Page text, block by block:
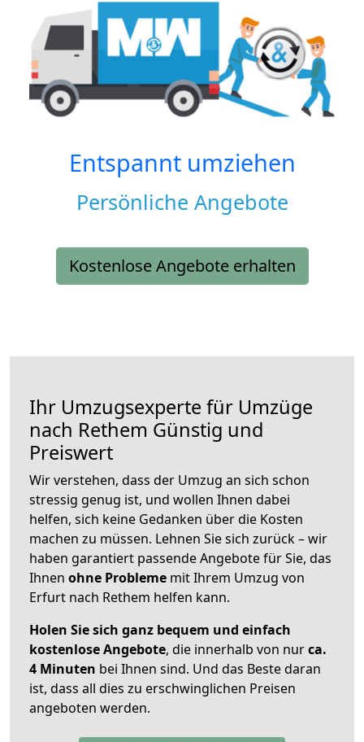
Entspannt umziehen
Persönliche Angebote
Kostenlose Angebote erhalten
Ihr Umzugsexperte für Umzüge
nach Rethem Günstig und
Preiswert
Wir verstehen, dass der Umzug an sich schon
stressig genug ist, und wollen Ihnen dabei
helfen, sich keine Gedanken über die Kosten
machen zu müssen. Lehnen Sie sich zurück – wir
haben garantiert passende Angebote für Sie, das
Ihnen ohne Probleme mit Ihrem Umzug von
Erfurt nach Rethem helfen kann.
Holen Sie sich ganz bequem und einfach
kostenlose Angebote, die innerhalb von nurca.
4 Minuten bei Ihnen sind. Und das Beste daran
ist, dass all dies zu erschwinglichen Preisen
angeboten werden.